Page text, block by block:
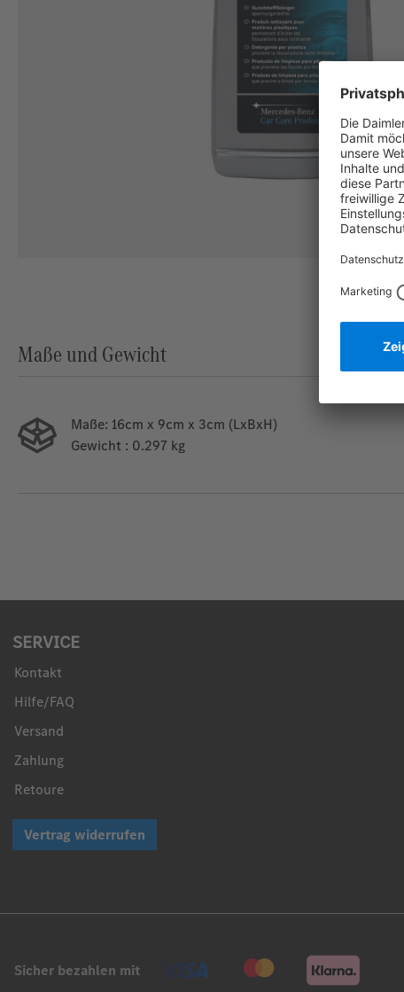
Maße und Gewicht
Maße: 16cm x 9cm x 3cm (LxBxH)
Gewicht : 0.297 kg
SERVICE
Kontakt
Hilfe/FAQ
Versand
Zahlung
Retoure
Vertrag widerrufen
Sicher bezahlen mit